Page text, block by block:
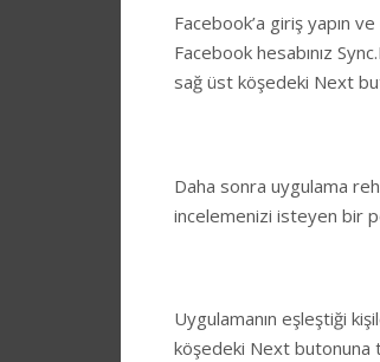
Facebook’a giriş yapın
Facebook hesabınız
sağ üst köşedeki Next
Daha sonra uygulama
incelemenizi isteyen bir
Uygulamanın eşleştiği
köşedeki Next butonuna